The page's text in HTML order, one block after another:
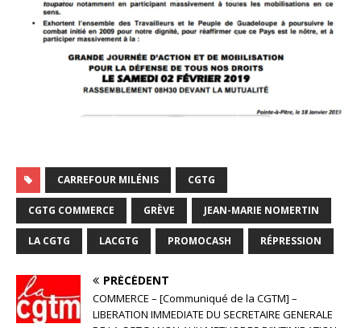
CARREFOUR MILÉNIS CGTG
CGTG COMMERCE GRÈVE JEAN-MARIE NOMERTIN
LA CGTG LACGTG PROMOCASH RÉPRESSION
PRÉCÉDENT
COMMERCE – [Communiqué de la CGTM] –
LIBERATION IMMEDIATE DU SECRETAIRE GENERALE